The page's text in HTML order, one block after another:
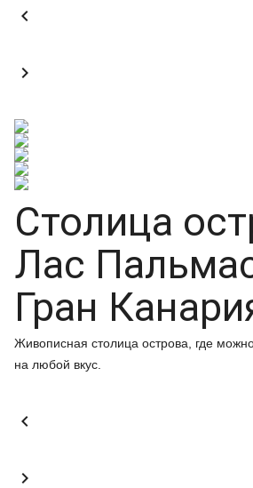


Столица
Лас
Гран
Живописная столица острова, где
на любой вкус.

